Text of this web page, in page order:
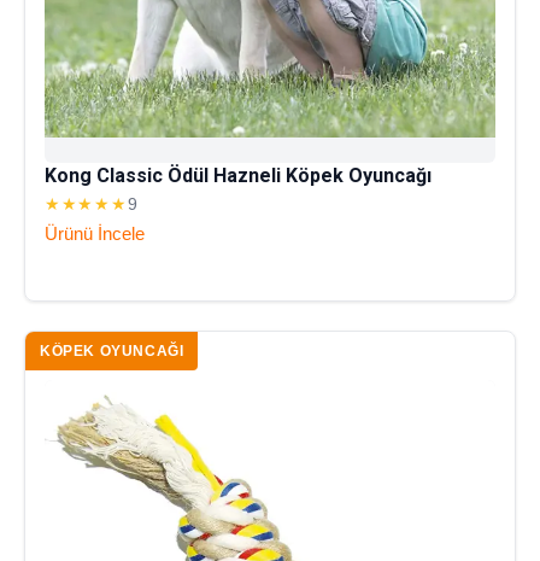
Kong Classic Ödül Hazneli Köpek Oyuncağı
★★★★★9
Ürünü İncele
KÖPEK OYUNCAĞI